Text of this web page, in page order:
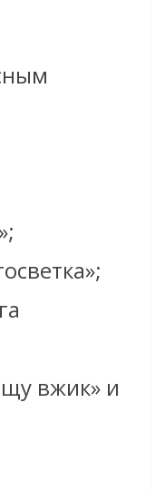
вжик» и